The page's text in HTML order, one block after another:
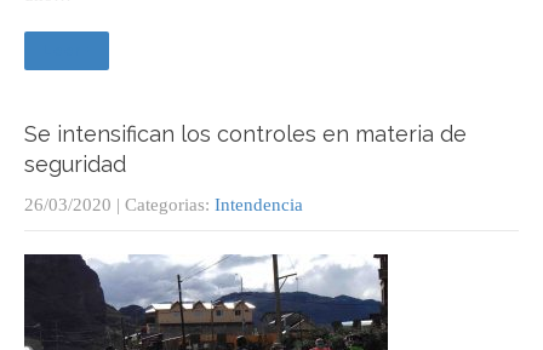
Se intensifican los controles en materia de
seguridad
26/03/2020 | Categorias: Intendencia